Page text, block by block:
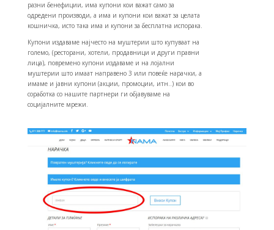
разни бенефиции, има купони кои важат само за
одредени производи, а има и купони кои важат за целата
кошничка, исто така има и купони за бесплатна испорака.
Купони издаваме најчесто на муштерии што купуваат на
големо, (ресторани, хотели, продавници и други правни
лица), повремено купони издаваме и на лојални
муштерии што имаат направено 3 или повеќе нарачки, а
имаме и јавни купони (акции, промоции, итн..) кои во
соработка со нашите партнери ги објавуваме на
социјалните мрежи.